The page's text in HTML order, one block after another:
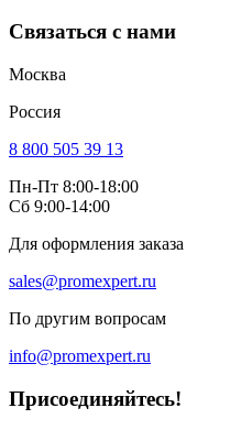
Связаться с нами
Москва
Россия
8 800 505 39 13
Пн-Пт 8:00-18:00
Сб 9:00-14:00
Для оформления заказа
sales@promexpert.ru
По другим вопросам
info@promexpert.ru
Присоединяйтесь!